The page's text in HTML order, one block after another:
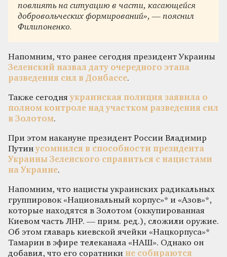
повлиять на ситуацию в части, касающейся
добровольческих формирований», — пояснил
Филипоненко.
Напомним, что ранее сегодня президент Украины
Зеленский назвал дату очередного этапа
разведения сил в Донбассе.
Также сегодняукраинская полиция заявила о
полном контроле над участком разведения сил
в Золотом.
При этом накануне президент России Владимир
Путинусомнился в способности президента
Украины Зеленского справиться с нацистами
на Украине.
Напомним, что нацисты украинских радикальных
группировок «Национальный корпус»* и «Азов»*,
которые находятся в Золотом (оккупированная
Киевом часть ЛНР. — прим. ред.), сложили оружие.
Об этом главарь киевской ячейки «Нацкорпуса»*
Тамарин в эфире телеканала «НАШ». Однако он
добавил, что его соратники не собираются